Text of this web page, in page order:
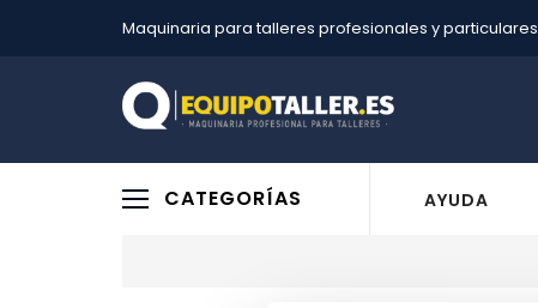
Maquinaria para talleres profesionales y particulares
CATEGORÍAS AYUDA